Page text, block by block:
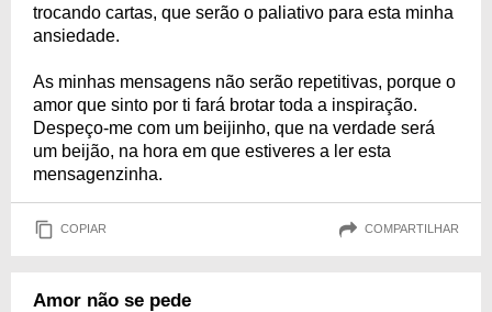
trocando cartas, que serão o paliativo para esta minha
ansiedade.
As minhas mensagens não serão repetitivas, porque o
amor que sinto por ti fará brotar toda a inspiração.
Despeço-me com um beijinho, que na verdade será
um beijão, na hora em que estiveres a ler esta
mensagenzinha.
COPIAR COMPARTILHAR
Amor não se pede